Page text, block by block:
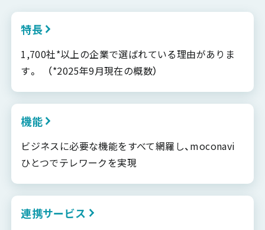
特長
1,700社*以上の企業で選ばれている理由がありま
す。 （*2025年9月現在の概数）
機能
ビジネスに必要な機能をすべて網羅し、moconavi
ひとつでテレワークを実現
連携サービス